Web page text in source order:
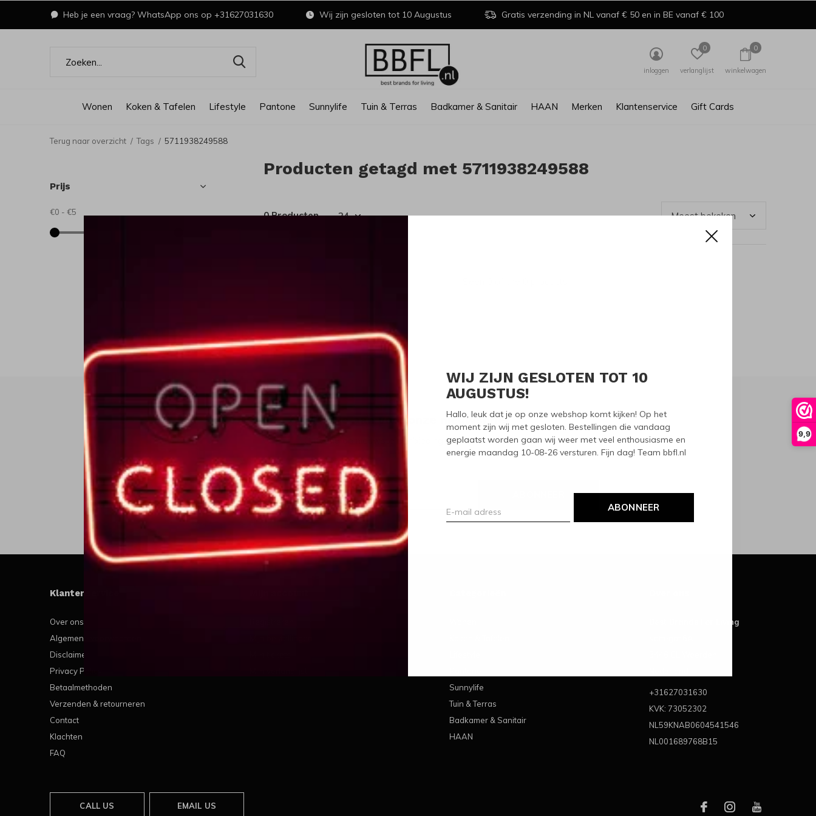
9,9
WIJ ZIJN GESLOTEN TOT 10
AUGUSTUS!
Hallo, leuk dat je op onze webshop komt kijken! Op het
moment zijn wij met gesloten. Bestellingen die vandaag
geplaatst worden gaan wij weer met veel enthousiasme en
energie maandag 10-08-26 versturen. Fijn dag! Team bbfl.nl
ABONNEER
Wonen Koken & Tafelen Lifestyle Pantone Sunnylife Tuin & Terras Badkamer & Sanitair HAAN Merken Klantenservice Gift Cards
inloggen verlanglijst
0
winkelwagen
0
Heb je een vraag? WhatsApp ons op +31627031630 Wij zijn gesloten tot 10 Augustus Gratis verzending in NL vanaf € 50 en in BE vanaf € 100
Terug naar overzicht Tags 5711938249588
Producten getagd met 5711938249588
0 Producten
Prijs
€0 - €5
Meld je aan voor onze nieuwsbrief
Ontvang de nieuwste aanbiedingen en promoties
Klantenservice
Over ons
Algemene voorwaarden
Disclaimer
Privacy Policy
Betaalmethoden
Verzenden & retourneren
Contact
Klachten
FAQ
Sunnylife
Tuin & Terras
Badkamer & Sanitair
HAAN
Best Brands For Living
+31627031630
KVK: 73052302
NL59KNAB0604541546
NL001689768B15
CALL US EMAIL US